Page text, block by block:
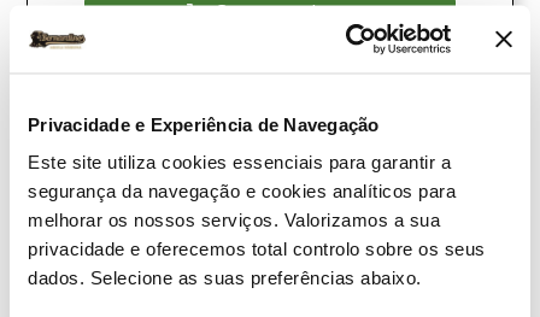
Privacidade e Experiência de Navegação
Este site utiliza cookies essenciais para garantir a
segurança da navegação e cookies analíticos para
melhorar os nossos serviços. Valorizamos a sua
privacidade e oferecemos total controlo sobre os seus
dados. Selecione as suas preferências abaixo.
Comprar ahora
Comparar
Promoción